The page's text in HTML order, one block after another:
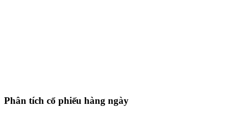
Phân tích cổ phiếu hàng ngày